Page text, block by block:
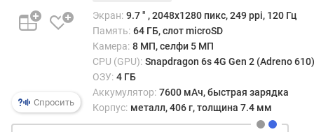
с
т
р
е
Спросить
Экран: 9.7 ″ , 2048x1280 пикс, 249 ppi, 120 Гц
Память: 64 ГБ, слот microSD
Камера: 8 МП, селфи 5 МП
CPU (GPU): Snapdragon 6s 4G Gen 2 (Adreno 610)
ОЗУ: 4 ГБ
Аккумулятор: 7600 мАч, быстрая зарядка
Корпус: металл, 406 г, толщина 7.4 мм